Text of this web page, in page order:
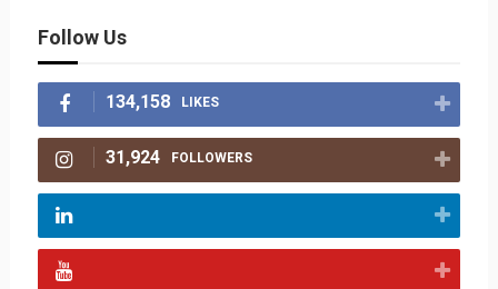
Follow Us
134,158 LIKES
31,924 FOLLOWERS